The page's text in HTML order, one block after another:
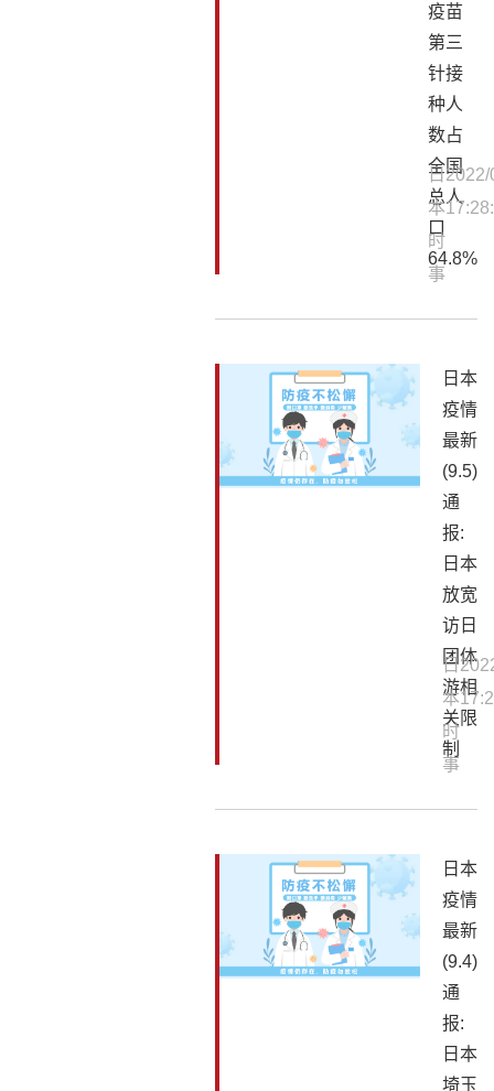
疫苗
第三
针接
种人
数占
全国
总人
口
64.8%
日
本
时
事
2022/
日本
疫情
最新
(9.5)
通
报:
日本
放宽
访日
团体
游相
关限
制
日
本
时
事
日本
疫情
最新
(9.4)
通
报:
日本
埼玉